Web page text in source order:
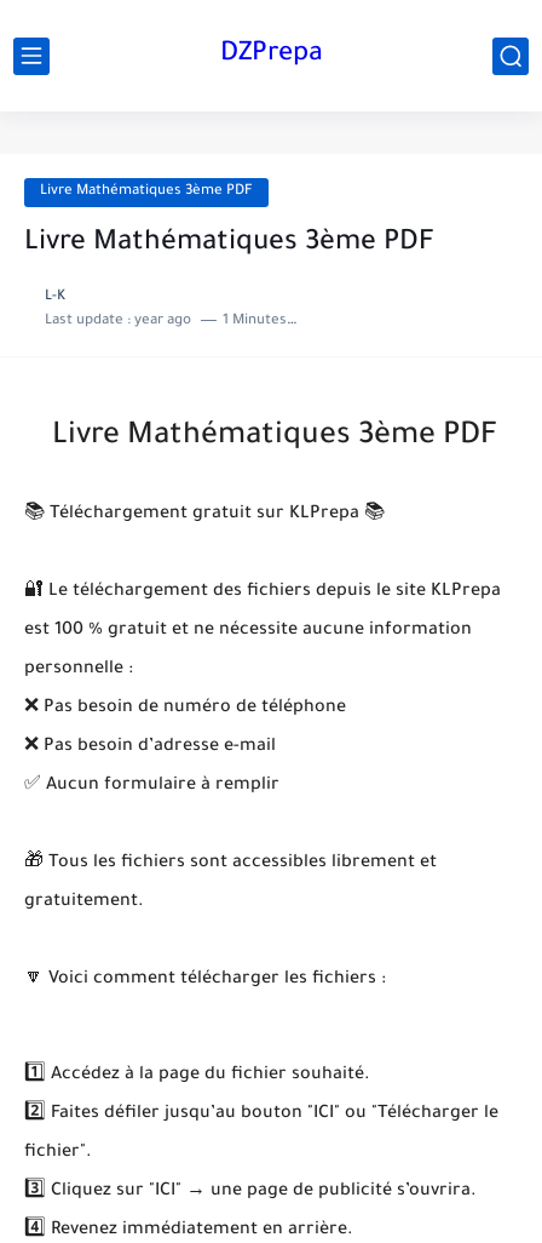
DZPrepa
Livre Mathématiques 3ème PDF
Livre Mathématiques 3ème PDF
L-K
Last update : year ago 1 Minutes to read
Livre Mathématiques 3ème PDF
📚 Téléchargement gratuit sur KLPrepa 📚
🔐 Le téléchargement des fichiers depuis le site KLPrepa
est 100 % gratuit et ne nécessite aucune information
personnelle :
❌ Pas besoin de numéro de téléphone
❌ Pas besoin d’adresse e-mail
✅ Aucun formulaire à remplir
🎁 Tous les fichiers sont accessibles librement et
gratuitement.
🔽 Voici comment télécharger les fichiers :
1️⃣ Accédez à la page du fichier souhaité.
2️⃣ Faites défiler jusqu’au bouton "ICI" ou "Télécharger le
fichier".
3️⃣ Cliquez sur "ICI" → une page de publicité s’ouvrira.
4️⃣ Revenez immédiatement en arrière.